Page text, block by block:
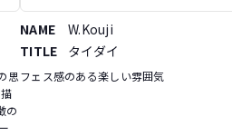
思
の
NAME
W.Kouji
TITLE
タイダイ
フェス感のある楽しい雰囲気